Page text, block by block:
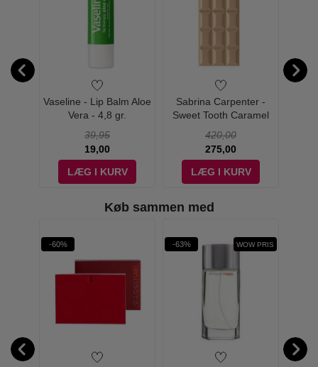
Vaseline - Lip Balm Aloe
Vera - 4,8 gr.
39,95
19,00
LÆG I KURV
Sabrina Carpenter -
Sweet Tooth Caramel
75 ml
420,00
275,00
LÆG I KURV
Køb sammen med
-60% -63% WOW PRIS